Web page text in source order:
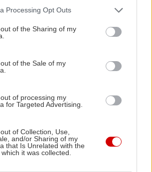
website/app uses one or more Google
visit or usage behaviour. You may click to
to Google and its third-party tags to
specified purposes in below Google
Processing Opt Outs
of the Sharing of my
of the Sale of my
of processing my
for Targeted Advertising.
of Collection, Use,
and/or Sharing of my
that Is Unrelated with the
it was collected.
(This is Athens info point
ΑΓΟΡΑ
+30 2118008181
Δε-Πα 10:00-17:00
plirofories-eisitirion